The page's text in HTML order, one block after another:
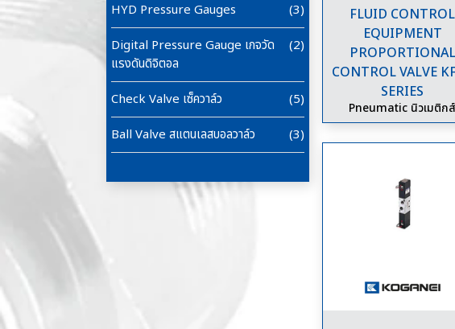
HYD Pressure Gauges
(3)
Digital Pressure Gauge เกจวัด
แรงดันดิจิตอล
(2)
Check Valve เซ็ควาล์ว
(5)
Ball Valve สแตนเลสบอลวาล์ว
(3)
FLUID CONTROL
EQUIPMENT
PROPORTIONAL
CONTROL VALVE
SERIES
Pneumatic นิวเมติกส์